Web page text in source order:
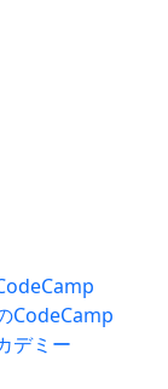
CodeCamp
デミー